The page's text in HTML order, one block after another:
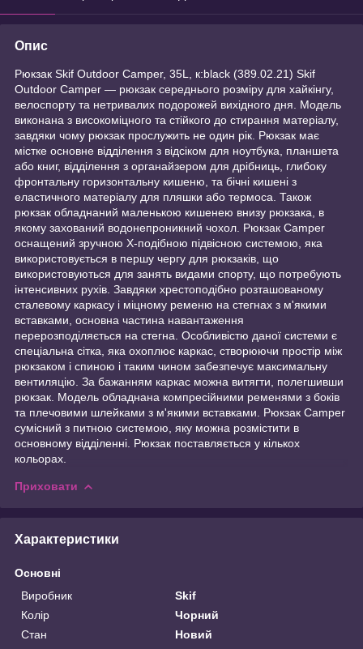
Опис
Рюкзак Skif Outdoor Camper, 35L, к:black (389.02.21) Skif
Outdoor Camper — рюкзак середнього розміру для хайкінгу,
велоспорту та нетривалих подорожей вихідного дня. Модель
виконана з високоміцного та стійкого до стирання матеріалу,
завдяки чому рюкзак прослужить не один рік. Рюкзак має
містке основне відділення з відсіком для ноутбука, планшета
або книг, відділення з органайзером для дрібниць, глибоку
фронтальну горизонтальну кишеню, та бічні кишені з
еластичного матеріалу для пляшки або термоса. Також
рюкзак обладнаний маленькою кишенею внизу рюкзака, в
якому захований водонепроникний чохол. Рюкзак Camper
оснащений зручною Х-подібною підвісною системою, яка
використовується в першу чергу для рюкзаків, що
використовуються для занять видами спорту, що потребують
інтенсивних рухів. Завдяки хрестоподібно розташованому
сталевому каркасу і міцному ременю на стегнах з м'якими
вставками, основна частина навантаження
перерозподіляється на стегна. Особливістю даної системи є
спеціальна сітка, яка охоплює каркас, створюючи простір між
рюкзаком і спиною і таким чином забезпечує максимальну
вентиляцію. За бажанням каркас можна витягти, полегшивши
рюкзак. Модель обладнана компресійними ременями з боків
та плечовими шлейками з м'якими вставками. Рюкзак Camper
сумісний з питною системою, яку можна розмістити в
основному відділенні. Рюкзак поставляється у кількох
кольорах.
Приховати
Характеристики
Основні
Виробник
Skif
Колір
Чорний
Стан
Новий